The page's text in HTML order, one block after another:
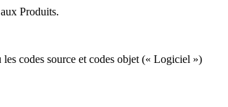
Produits.
codes source et codes objet (« Logiciel »)